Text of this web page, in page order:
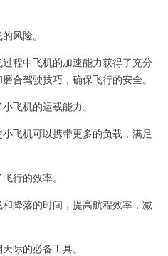
风险。
程中飞机的加速能力获得了充分
合驾驶技巧，确保飞行的安全。
机的运载能力。
机可以携带更多的负载，满足
行的效率。
降落的时间，提高航程效率，减
际的必备工具。